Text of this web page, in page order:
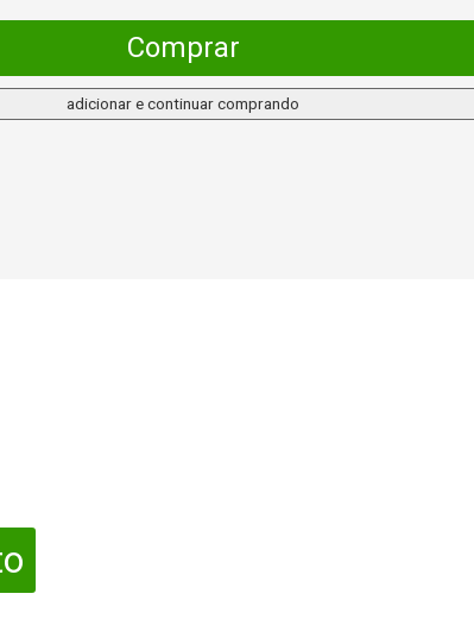
Comprar
adicionar e continuar comprando